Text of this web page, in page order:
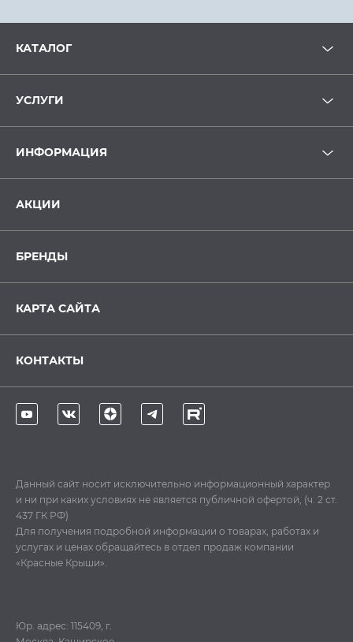
КАТАЛОГ
УСЛУГИ
ИНФОРМАЦИЯ
АКЦИИ
БРЕНДЫ
КАРТА САЙТА
КОНТАКТЫ
Данный сайт носит исключительно информационный характер
и ни при каких условиях не является публичной офертой, (ч. 2 ст.
437 ГК РФ)
Для получения подробной информации о товарах, работах и
услугах и ценах обращайтесь в отдел продаж компании
«Красные Крыши».
Юр. адрес: 115409, г.